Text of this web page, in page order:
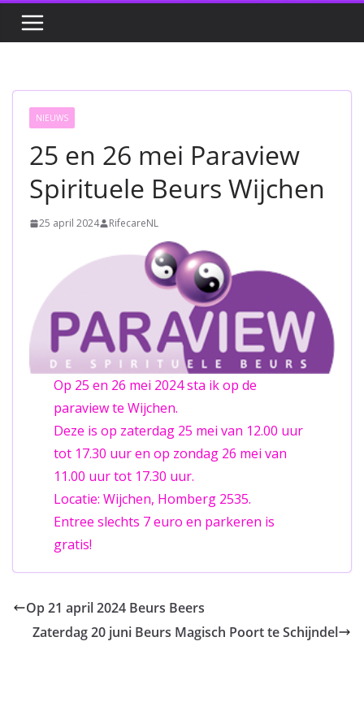
NIEUWS
25 en 26 mei Paraview
Spirituele Beurs Wijchen
25 april 2024 RifecareNL
Op 25 en 26 mei 2024 sta ik op de
paraview te Wijchen.
Deze is op zaterdag 25 mei van 12.00 uur
tot 17.30 uur en op zondag 26 mei van
11.00 uur tot 17.30 uur.
Locatie: Wijchen, Homberg 2535.
Entree slechts 7 euro en parkeren is
gratis!
Op 21 april 2024 Beurs Beers
Zaterdag 20 juni Beurs Magisch Poort te Schijndel